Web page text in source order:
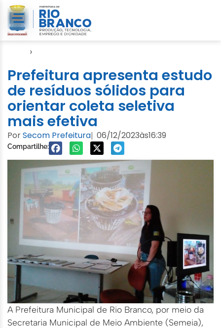
›
Prefeitura apresenta estudo
de resíduos sólidos para
orientar coleta seletiva
mais efetiva
PorSecom Prefeitura| 06/12/2023às16:39
Compartilhe:
A Prefeitura Municipal de Rio Branco, por meio da
Secretaria Municipal de Meio Ambiente (Semeia),